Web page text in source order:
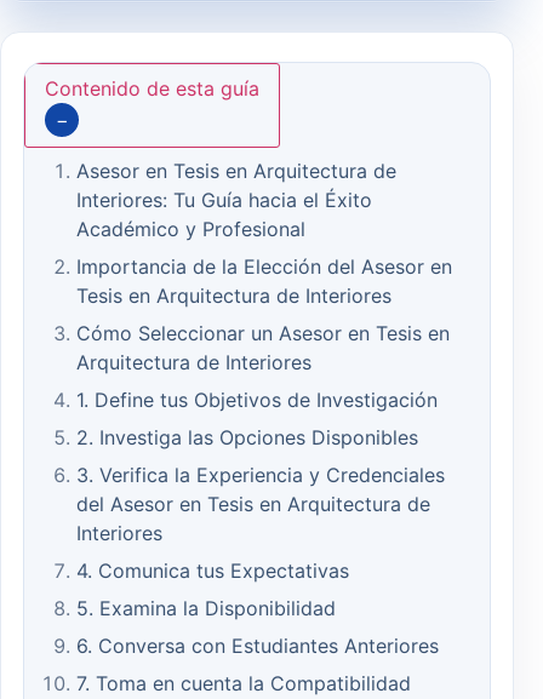
Contenido de esta guía
−
Asesor en Tesis en Arquitectura de
Interiores: Tu Guía hacia el Éxito
Académico y Profesional
Importancia de la Elección del Asesor en
Tesis en Arquitectura de Interiores
Cómo Seleccionar un Asesor en Tesis en
Arquitectura de Interiores
1. Define tus Objetivos de Investigación
2. Investiga las Opciones Disponibles
3. Verifica la Experiencia y Credenciales
del Asesor en Tesis en Arquitectura de
Interiores
4. Comunica tus Expectativas
5. Examina la Disponibilidad
6. Conversa con Estudiantes Anteriores
7. Toma en cuenta la Compatibilidad